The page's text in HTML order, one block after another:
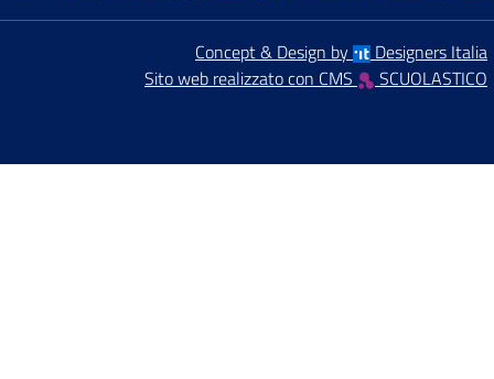
Concept & Design by
Designers Italia
Sito web realizzato con CMS
SCUOLASTICO